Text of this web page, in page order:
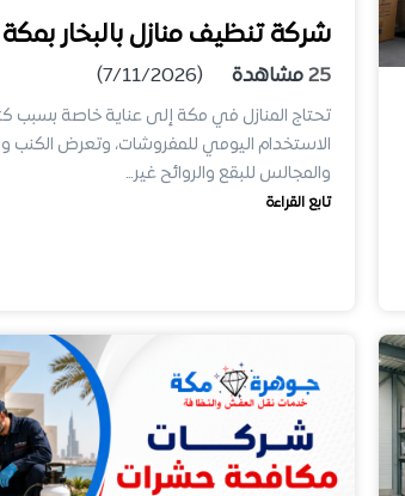
شركة تنظيف منازل بالبخار بمكة
25 مشاهدة (7/11/2026)
تحتاج المنازل في مكة إلى عناية خاصة بسبب
الاستخدام اليومي للمفروشات، وتعرض الكنب
والمجالس للبقع والروائح غير…
تابع القراءة